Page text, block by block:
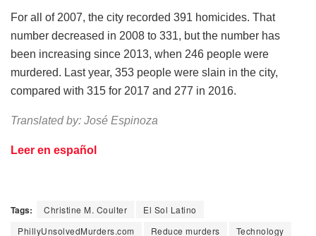
For all of 2007, the city recorded 391 homicides. That
number decreased in 2008 to 331, but the number has
been increasing since 2013, when 246 people were
murdered. Last year, 353 people were slain in the city,
compared with 315 for 2017 and 277 in 2016.
Translated by: José Espinoza
Leer en español
Tags: Christine M. Coulter
El Sol Latino
PhillyUnsolvedMurders.com
Reduce murders
Technology